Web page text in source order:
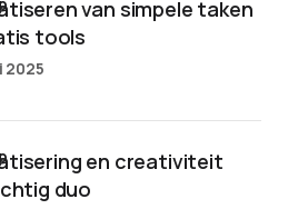
van simpele taken
tools
2025
en creativiteit
duo